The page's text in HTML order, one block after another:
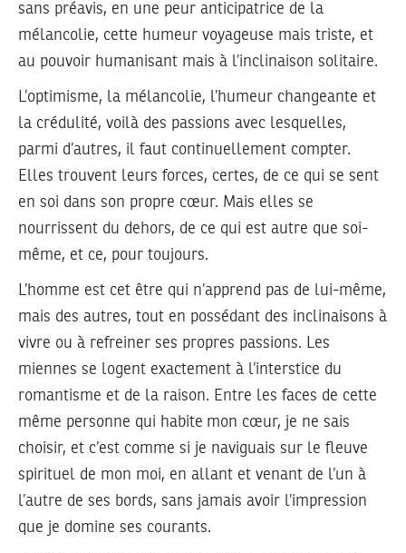
sans préavis, en une peur anticipatrice de la
mélancolie, cette humeur voyageuse mais triste, et
au pouvoir humanisant mais à l’inclinaison solitaire.
L’optimisme, la mélancolie, l’humeur changeante et
la crédulité, voilà des passions avec lesquelles,
parmi d’autres, il faut continuellement compter.
Elles trouvent leurs forces, certes, de ce qui se sent
en soi dans son propre cœur. Mais elles se
nourrissent du dehors, de ce qui est autre que soi-
même, et ce, pour toujours.
L’homme est cet être qui n’apprend pas de lui-même,
mais des autres, tout en possédant des inclinaisons à
vivre ou à refreiner ses propres passions. Les
miennes se logent exactement à l’interstice du
romantisme et de la raison. Entre les faces de cette
même personne qui habite mon cœur, je ne sais
choisir, et c’est comme si je naviguais sur le fleuve
spirituel de mon moi, en allant et venant de l’un à
l’autre de ses bords, sans jamais avoir l’impression
que je domine ses courants.